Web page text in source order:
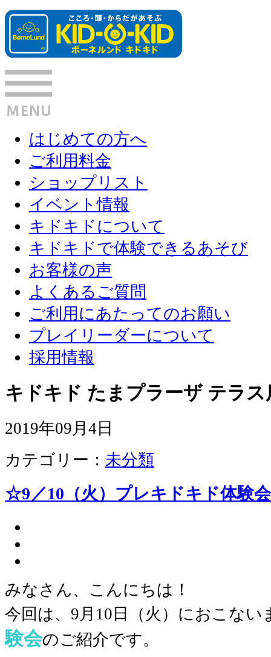
はじめての方へ
ご利用料金
ショップリスト
イベント情報
キドキドについて
キドキドで体験できるあそび
お客様の声
よくあるご質問
ご利用にあたってのお願い
プレイリーダーについて
採用情報
キドキド たまプラーザ テラ
2019年09月4日
カテゴリー： 未分類
☆9／10（火）プレキドキド体
みなさん、こんにちは！
今回は、9月10日（火）におこない
験会のご紹介です。